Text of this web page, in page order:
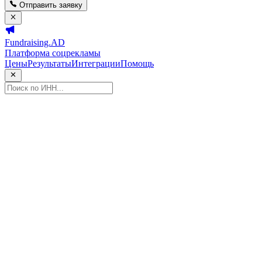
Отправить заявку
Fundraising.AD
Платформа соцрекламы
ЦеныРезультатыИнтеграцииПомощь